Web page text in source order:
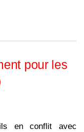
pour les
ils en conflit avec